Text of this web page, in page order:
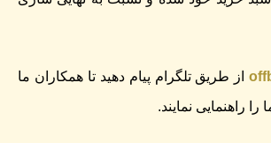
از طریق تلگرام پیام دهید تا همکاران ما
راهنمایی نمایند.